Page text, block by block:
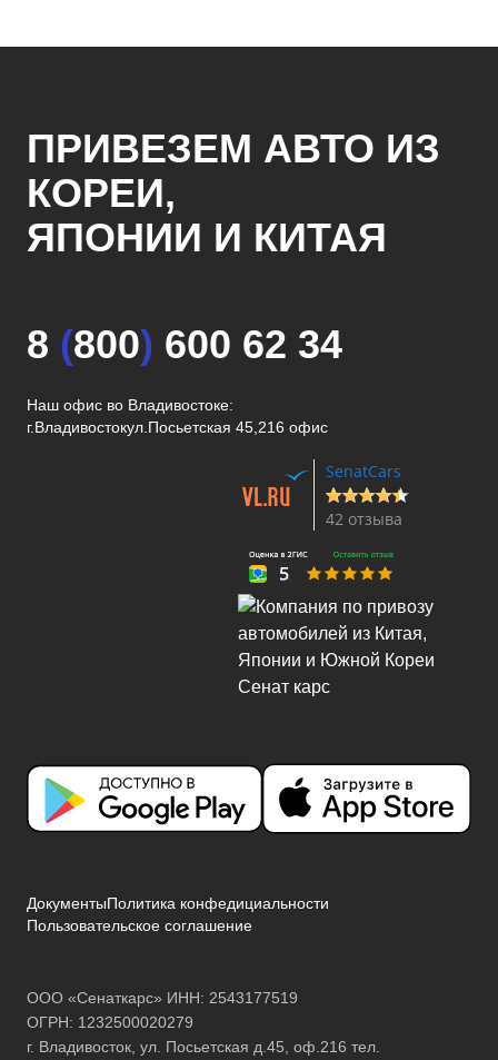
ПРИВЕЗЕМ АВТО ИЗ
КОРЕИ,
ЯПОНИИ И КИТАЯ
8 (800) 600 62 34
Наш офис во Владивостоке:
г.Владивостокул.Посьетская 45,216 офис
SenatCars
42 отзыва
ДокументыПолитика конфедициальности
Пользовательское соглашение
ООО «Сенаткарс» ИНН: 2543177519
ОГРН: 1232500020279
г. Владивосток, ул. Посьетская д.45, оф.216 тел.